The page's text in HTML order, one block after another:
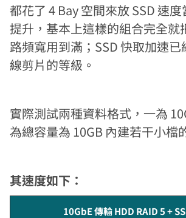
都花了 4 Bay 空間來放 SSD 速
提升，基本上這樣的組合完全就
路頻寬用到滿；SSD 快取加速
線剪片的等級。
實際測試兩種資料格式，一為
為總容量為 10GB 內建若干小檔
其速度如下：
10GbE 傳輸 HDD RAID 5 +